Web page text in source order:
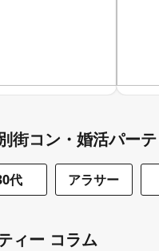
街コン・婚活パー
代 アラサー
ィー コラム